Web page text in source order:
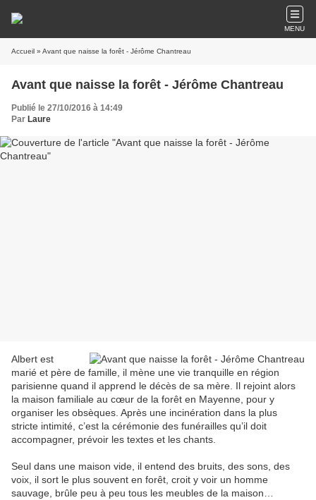
MENU
Accueil » Avant que naisse la forêt - Jérôme Chantreau
Avant que naisse la forêt - Jérôme Chantreau
Publié le 27/10/2016 à 14:49
Par Laure
Albert est
marié et père de famille, il mène une vie tranquille en région
parisienne quand il apprend le décès de sa mère. Il rejoint alors
la maison familiale au cœur de la forêt en Mayenne, pour y
organiser les obsèques. Après une incinération dans la plus
stricte intimité, c’est la cérémonie des funérailles qu’il doit
accompagner, prévoir les textes et les chants.
Seul dans une maison vide, il entend des bruits, des sons, des
voix, il sort le plus souvent en forêt, croit y voir un homme
sauvage, brûle peu à peu tous les meubles de la maison…